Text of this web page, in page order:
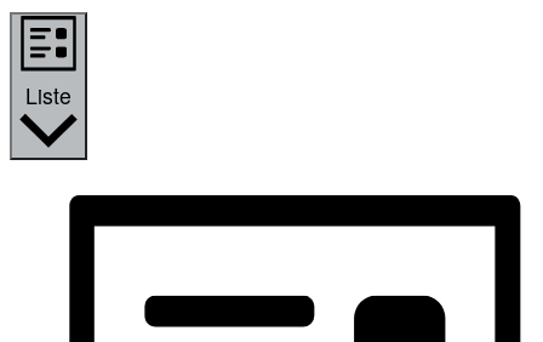
Liste